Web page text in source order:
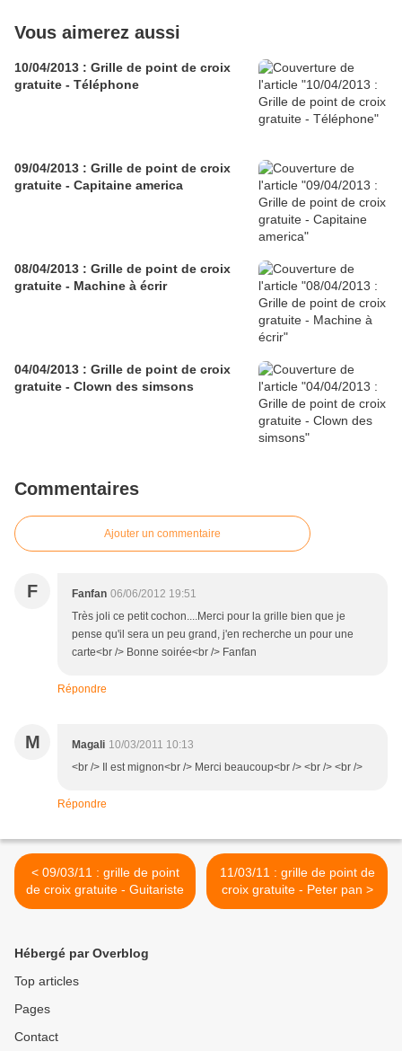
Vous aimerez aussi
10/04/2013 : Grille de point de croix
gratuite - Téléphone
09/04/2013 : Grille de point de croix
gratuite - Capitaine america
08/04/2013 : Grille de point de croix
gratuite - Machine à écrir
04/04/2013 : Grille de point de croix
gratuite - Clown des simsons
Commentaires
Ajouter un commentaire
F Fanfan 06/06/2012 19:51
Très joli ce petit cochon....Merci pour la grille bien que je
pense qu'il sera un peu grand, j'en recherche un pour une
carte<br /> Bonne soirée<br /> Fanfan
Répondre
M Magali 10/03/2011 10:13
<br /> Il est mignon<br /> Merci beaucoup<br /> <br /> <br />
Répondre
< 09/03/11 : grille de point
de croix gratuite - Guitariste
11/03/11 : grille de point de
croix gratuite - Peter pan >
Hébergé par Overblog
Top articles
Pages
Contact